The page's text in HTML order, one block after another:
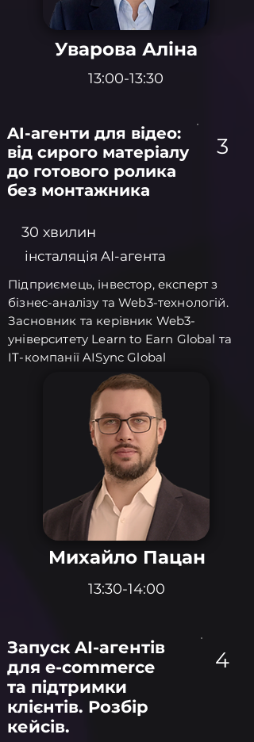
Уварова Аліна
13:00-13:30
AI-агенти для відео:
від сирого матеріалу
до готового ролика
без монтажника
3
30 хвилин
інсталяція AI-агента
Підприємець, інвестор, експерт з
бізнес-аналізу та Web3-технологій.
Засновник та керівник Web3-
університету Learn to Earn Global та
IT-компанії AISync Global
Михайло Пацан
13:30-14:00
Запуск AI-агентів
для e-commerce
та підтримки
клієнтів. Розбір
кейсів.
4